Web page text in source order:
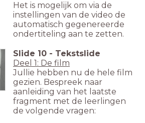
Het is mogelijk om via de
instellingen van de video de
automatisch gegenereerde
ondertiteling aan te zetten.
Slide 10 - Tekstslide
Deel 1: De film
Jullie hebben nu de hele film
gezien. Bespreek naar
aanleiding van het laatste
fragment met de leerlingen
de volgende vragen: